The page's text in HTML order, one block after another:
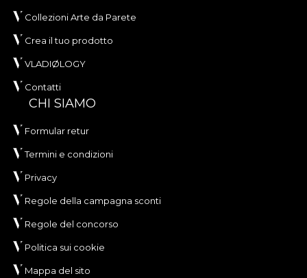
Collezioni Arte da Parete
Crea il tuo prodotto
VLADIØLOGY
Contatti
CHI SIAMO
Formular retur
Termini e condizioni
Privacy
Regole della campagna sconti
Regole del concorso
Politica sui cookie
Mappa del sito